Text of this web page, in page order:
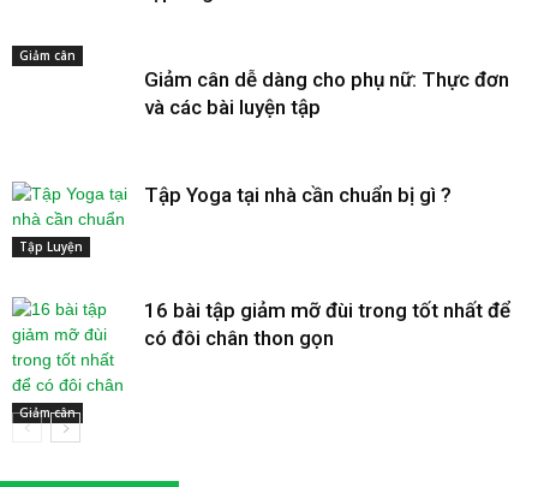
Giảm cân
Giảm cân dễ dàng cho phụ nữ: Thực đơn
và các bài luyện tập
Tập Luyện
Tập Yoga tại nhà cần chuẩn bị gì ?
Giảm cân
16 bài tập giảm mỡ đùi trong tốt nhất để
có đôi chân thon gọn